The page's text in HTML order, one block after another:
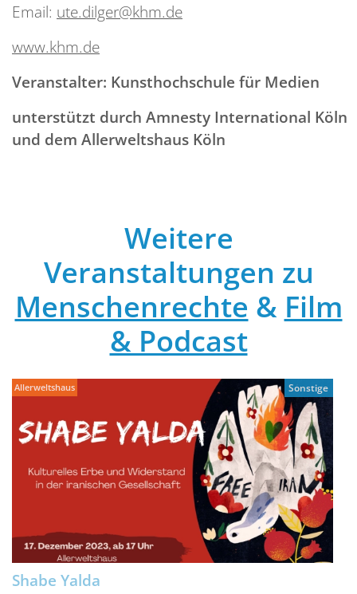
Email: ute.dilger@khm.de
www.khm.de
Veranstalter: Kunsthochschule für Medien
unterstützt durch Amnesty International Köln
und dem Allerweltshaus Köln
Weitere
Veranstaltungen zu
Menschenrechte & Film
& Podcast
Allerweltshaus Sonstige
Shabe Yalda